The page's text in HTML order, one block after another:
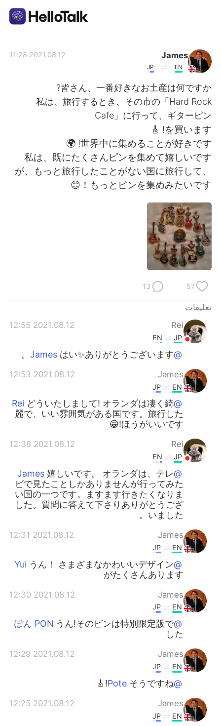
العربية
简体中文
繁體中文 Español
Português
James
EN
JP
2021.08.12 11:28
皆さん、一番好きなお土産は何ですか?
私は、旅行するとき、その市の「Hard Rock
Cafe」に行って、ギターピン
を買います! 🎸
世界中に集めることが好きです! 🌍
私は、既にたくさんピンを集めて嬉しいです
が、もっと旅行したことがない国に旅行して、
もっとピンを集めみたいです！😊
57
13
تعليقات
Rei
2021.08.12 12:55
JP
EN
@James
はい✨ありがとうございます。
James
2021.08.12 12:53
EN
JP
@Rei
どういたしまして! オランダは凄く綺
麗で、いい雰囲気がある国です。旅行した
ほうがいいです!😁
Rei
2021.08.12 12:38
JP
EN
@James
嬉しいです。 オランダは、テレ
ビで見たことしかありませんが行ってみた
い国の一つです。ますます行きたくなりま
した。質問に答えて下さりありがとうござ
いました。
James
2021.08.12 12:31
EN
JP
@Yui
うん！ さまざまなかわいいデザイン
がたくさんあります
James
2021.08.12 12:30
EN
JP
@ぽん PON
うん!そのビンは特別限定版で
した
James
2021.08.12 12:29
EN
JP
@Pote
そうですね!🎸
James
2021.08.12 12:25
EN
JP